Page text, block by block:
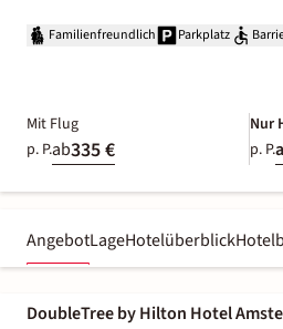
Familienfreundlich Parkplatz
Mit Flug
p. P.ab335 €
Nur
p. P.
AngebotLageHotelüberblick
DoubleTree by Hilton Hotel